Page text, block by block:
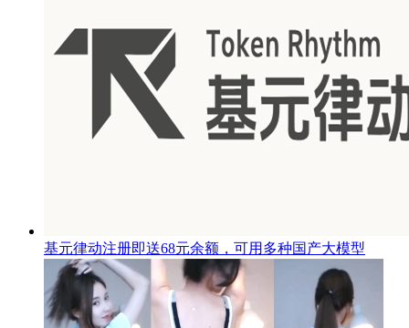
基元律动注册即送68元余额，可用多种国产大模型